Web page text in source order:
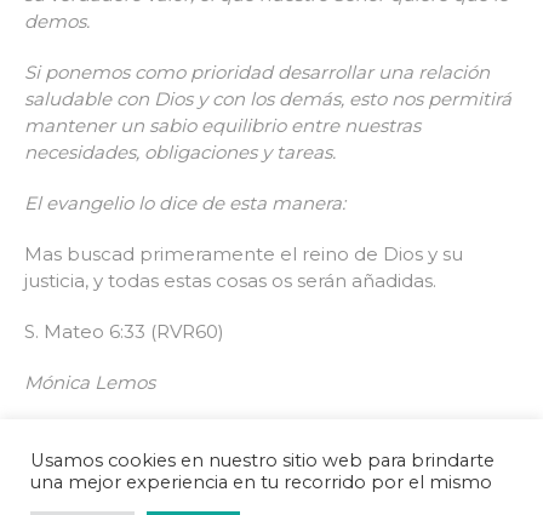
demos.
Si ponemos como prioridad desarrollar una relación
saludable con Dios y con los demás, esto nos permitirá
mantener un sabio equilibrio entre nuestras
necesidades, obligaciones y tareas.
El evangelio lo dice de esta manera:
Mas buscad primeramente el reino de Dios y su
justicia, y todas estas cosas os serán añadidas.
S. Mateo 6:33 (RVR60)
Mónica Lemos
Usamos cookies en nuestro sitio web para brindarte
una mejor experiencia en tu recorrido por el mismo